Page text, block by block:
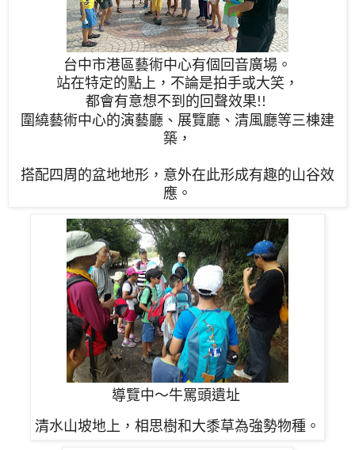
台中市港區藝術中心有個回音廣場。
站在特定的點上，不論是拍手或大笑，
都會有意想不到的回聲效果!!
圍繞藝術中心的演藝廳、展覽廳、清風廳等三棟建
築，
搭配四周的盆地地形，意外在此形成有趣的山谷效
應。
導覽中～牛罵頭遺址
清水山坡地上，相思樹和大黍草為強勢物種。